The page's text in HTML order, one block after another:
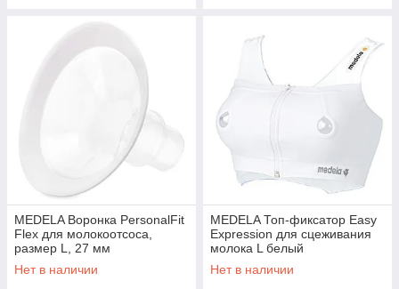
MEDELA Воронка PersonalFit
Flex для молокоотсоса,
размер L, 27 мм
Нет в наличии
MEDELA Топ-фиксатор Easy
Expression для сцеживания
молока L белый
Нет в наличии